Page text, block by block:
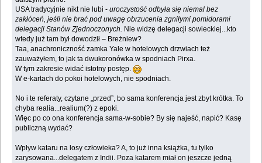
USA tradycyjnie nikt nie lubi -uroczystość odbyła się niemal bez
zakłóceń, jeśli nie brać pod uwagę obrzucenia zgniłymi pomidorami
delegacji Stanów Zjednoczonych. Nie widzę delegacji sowieckiej...kto
wtedy już tam był dowodził – Breżniew?
Taa, anachroniczność zamka Yale w hotelowych drzwiach też
zauważyłem, to jak ta dwukoronówka w spodniach Pirxa.
W tym zakresie widać istotny postęp.
W e-kartach do pokoi hotelowych, nie spodniach.
No i te referaty, czytane „przed”, bo sama konferencja jest zbyt krótka. To
chyba realia...realium(?) z epoki.
Więc po co ona konferencja sama-w-sobie? By się najeść, napić? Kasę
publiczną wydać?
Wpływ kataru na losy człowieka? A, to już inna książka, tu tylko
zarysowana...delegatem z Indii. Poza katarem miał on jeszcze jedną